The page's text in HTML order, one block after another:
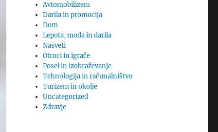
Avtomobilizem
Darila in promocija
Dom
Lepota, moda in darila
Nasveti
Otroci in igrače
Posel in izobraževanje
Tehnologija in računalništvo
Turizem in okolje
Uncategorized
Zdravje